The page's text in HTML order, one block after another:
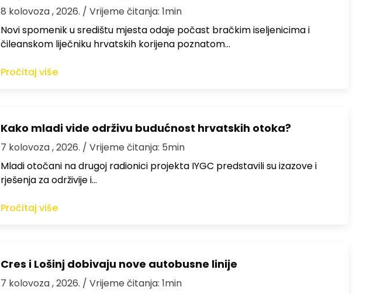
8 kolovoza , 2026. / Vrijeme čitanja: 1min
Novi spomenik u središtu mjesta odaje počast bračkim iseljenicima i
čileanskom liječniku hrvatskih korijena poznatom…
Pročitaj više
Kako mladi vide održivu budućnost hrvatskih otoka?
7 kolovoza , 2026. / Vrijeme čitanja: 5min
Mladi otočani na drugoj radionici projekta IYGC predstavili su izazove i
rješenja za održivije i…
Pročitaj više
Cres i Lošinj dobivaju nove autobusne linije
7 kolovoza , 2026. / Vrijeme čitanja: 1min